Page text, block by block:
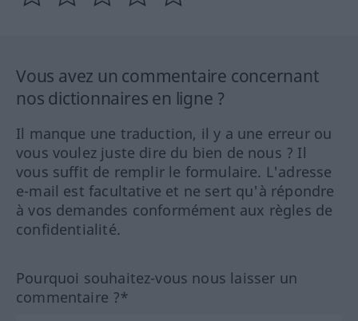
Vous avez un commentaire concernant
nos dictionnaires en ligne ?
Il manque une traduction, il y a une erreur ou
vous voulez juste dire du bien de nous ? Il
vous suffit de remplir le formulaire. L'adresse
e-mail est facultative et ne sert qu'à répondre
à vos demandes conformément aux règles de
confidentialité.
Pourquoi souhaitez-vous nous laisser un
commentaire ?*